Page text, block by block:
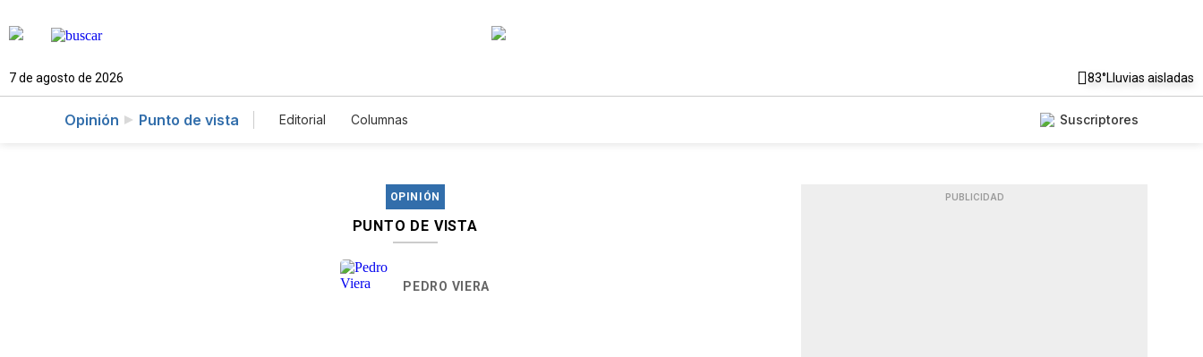
7 de agosto de 2026 83°Lluvias aisladas
Opinión Punto de vista Editorial Columnas Suscriptores
OPINIÓN
PUNTO DE VISTA
PEDRO VIERA
PUBLICIDAD